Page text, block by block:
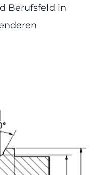
Berufsfeld in